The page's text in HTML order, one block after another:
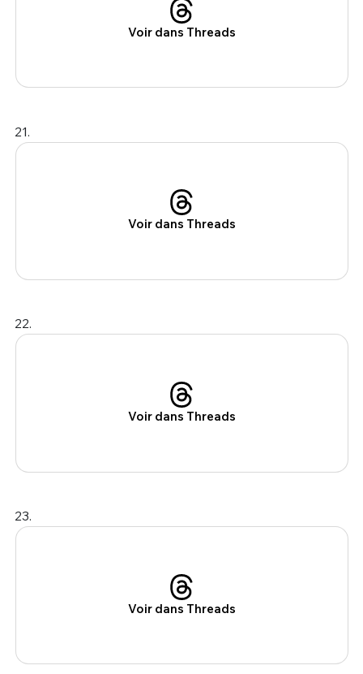
Voir dans Threads
21.
Voir dans Threads
22.
Voir dans Threads
23.
Voir dans Threads